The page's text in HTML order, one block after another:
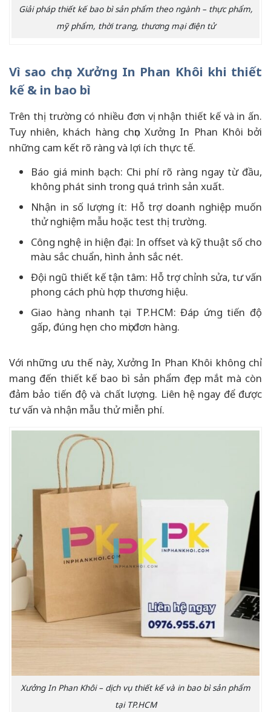
Giải pháp thiết kế bao bì sản phẩm theo ngành – thực phẩm,
mỹ phẩm, thời trang, thương mại điện tử
Vì sao chọn Xưởng In Phan Khôi khi thiết
kế & in bao bì
Trên thị trường có nhiều đơn vị nhận thiết kế và in ấn.
Tuy nhiên, khách hàng chọn Xưởng In Phan Khôi bởi
những cam kết rõ ràng và lợi ích thực tế.
Báo giá minh bạch: Chi phí rõ ràng ngay từ đầu,
không phát sinh trong quá trình sản xuất.
Nhận in số lượng ít: Hỗ trợ doanh nghiệp muốn
thử nghiệm mẫu hoặc test thị trường.
Công nghệ in hiện đại: In offset và kỹ thuật số cho
màu sắc chuẩn, hình ảnh sắc nét.
Đội ngũ thiết kế tận tâm: Hỗ trợ chỉnh sửa, tư vấn
phong cách phù hợp thương hiệu.
Giao hàng nhanh tại TP.HCM: Đáp ứng tiến độ
gấp, đúng hẹn cho mọi đơn hàng.
Với những ưu thế này, Xưởng In Phan Khôi không chỉ
mang đến thiết kế bao bì sản phẩm đẹp mắt mà còn
đảm bảo tiến độ và chất lượng. Liên hệ ngay để được
tư vấn và nhận mẫu thử miễn phí.
Xưởng In Phan Khôi – dịch vụ thiết kế và in bao bì sản phẩm
tại TP.HCM